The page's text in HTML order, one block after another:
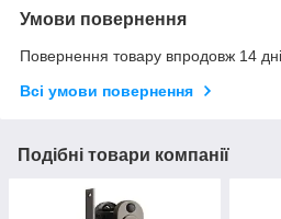
Умови повернення
Повернення товару впродовж 14
Всі умови повернення
Подібні товари компанії